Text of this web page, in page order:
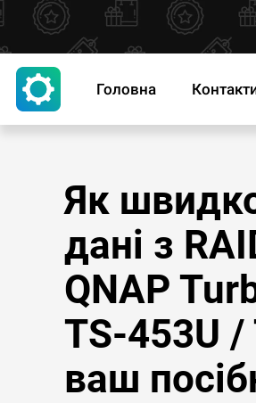
Головна
Як
дані з
QNAP
TS-453U /
ваш